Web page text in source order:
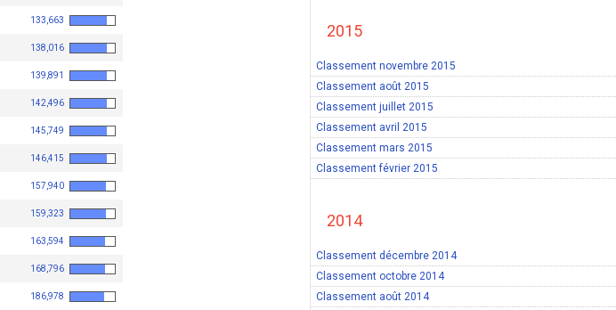
133,663
138,016
139,891
142,496
145,749
146,415
157,940
159,323
163,594
168,796
186,978
2015
Classement novembre 2015
Classement août 2015
Classement juillet 2015
Classement avril 2015
Classement mars 2015
Classement février 2015
2014
Classement décembre 2014
Classement octobre 2014
Classement août 2014